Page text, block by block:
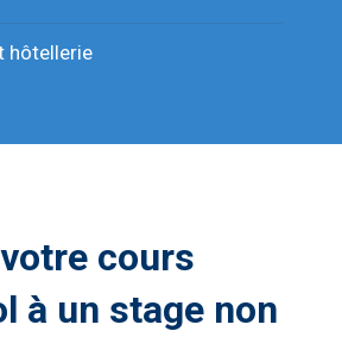
hôtellerie
cours
à un stage non